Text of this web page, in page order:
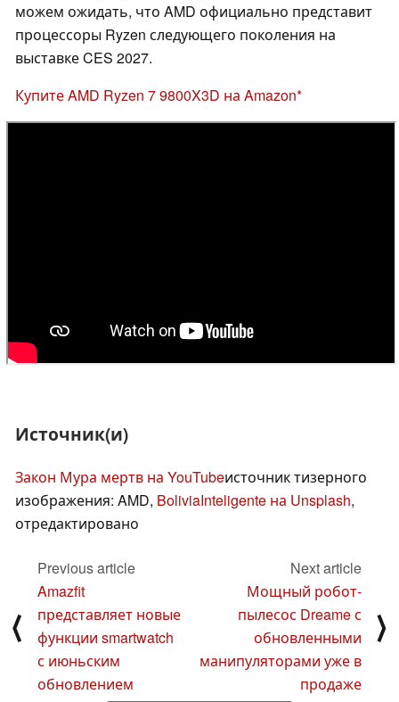
можем ожидать, что AMD официально представит
процессоры Ryzen следующего поколения на
выставке CES 2027.
Купите AMD Ryzen 7 9800X3D на Amazon
Источник(и)
Закон Мура мертв на YouTubeисточник тизерного
изображения: AMD, BoliviaInteligente на Unsplash,
отредактировано
⟨
Previous article
Amazfit
представляет новые
функции smartwatch
с июньским
обновлением
Next article
Мощный робот-
пылесос Dreame с
обновленными
манипуляторами уже в
продаже
⟩